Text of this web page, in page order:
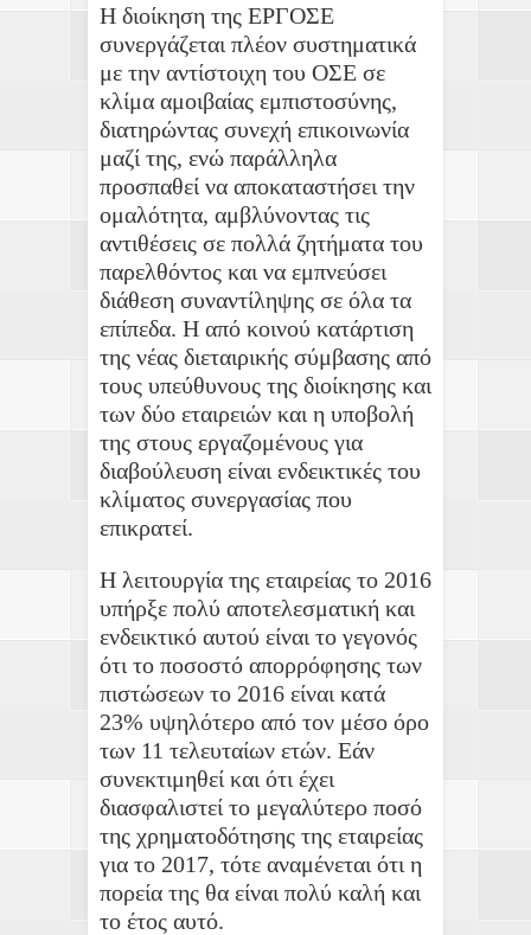
Η διοίκηση της ΕΡΓΟΣΕ
συνεργάζεται πλέον συστηματικά
με την αντίστοιχη του ΟΣΕ σε
κλίμα αμοιβαίας εμπιστοσύνης,
διατηρώντας συνεχή επικοινωνία
μαζί της, ενώ παράλληλα
προσπαθεί να αποκαταστήσει την
ομαλότητα, αμβλύνοντας τις
αντιθέσεις σε πολλά ζητήματα του
παρελθόντος και να εμπνεύσει
διάθεση συναντίληψης σε όλα τα
επίπεδα. Η από κοινού κατάρτιση
της νέας διεταιρικής σύμβασης από
τους υπεύθυνους της διοίκησης και
των δύο εταιρειών και η υποβολή
της στους εργαζομένους για
διαβούλευση είναι ενδεικτικές του
κλίματος συνεργασίας που
επικρατεί.
Η λειτουργία της εταιρείας το 2016
υπήρξε πολύ αποτελεσματική και
ενδεικτικό αυτού είναι το γεγονός
ότι το ποσοστό απορρόφησης των
πιστώσεων το 2016 είναι κατά
23% υψηλότερο από τον μέσο όρο
των 11 τελευταίων ετών. Εάν
συνεκτιμηθεί και ότι έχει
διασφαλιστεί το μεγαλύτερο ποσό
της χρηματοδότησης της εταιρείας
για το 2017, τότε αναμένεται ότι η
πορεία της θα είναι πολύ καλή και
το έτος αυτό.